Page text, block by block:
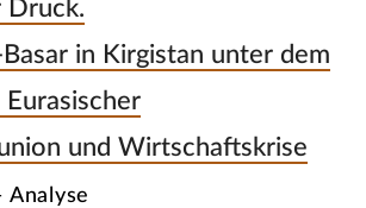
Druck.
in Kirgistan unter dem
Eurasischer
und Wirtschaftskrise